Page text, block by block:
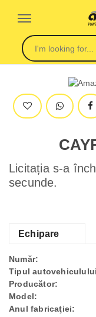
Licitația s-a
secunde.
Echipare
Număr:
Tipul
Producător:
Model:
Anul fabricaţiei: